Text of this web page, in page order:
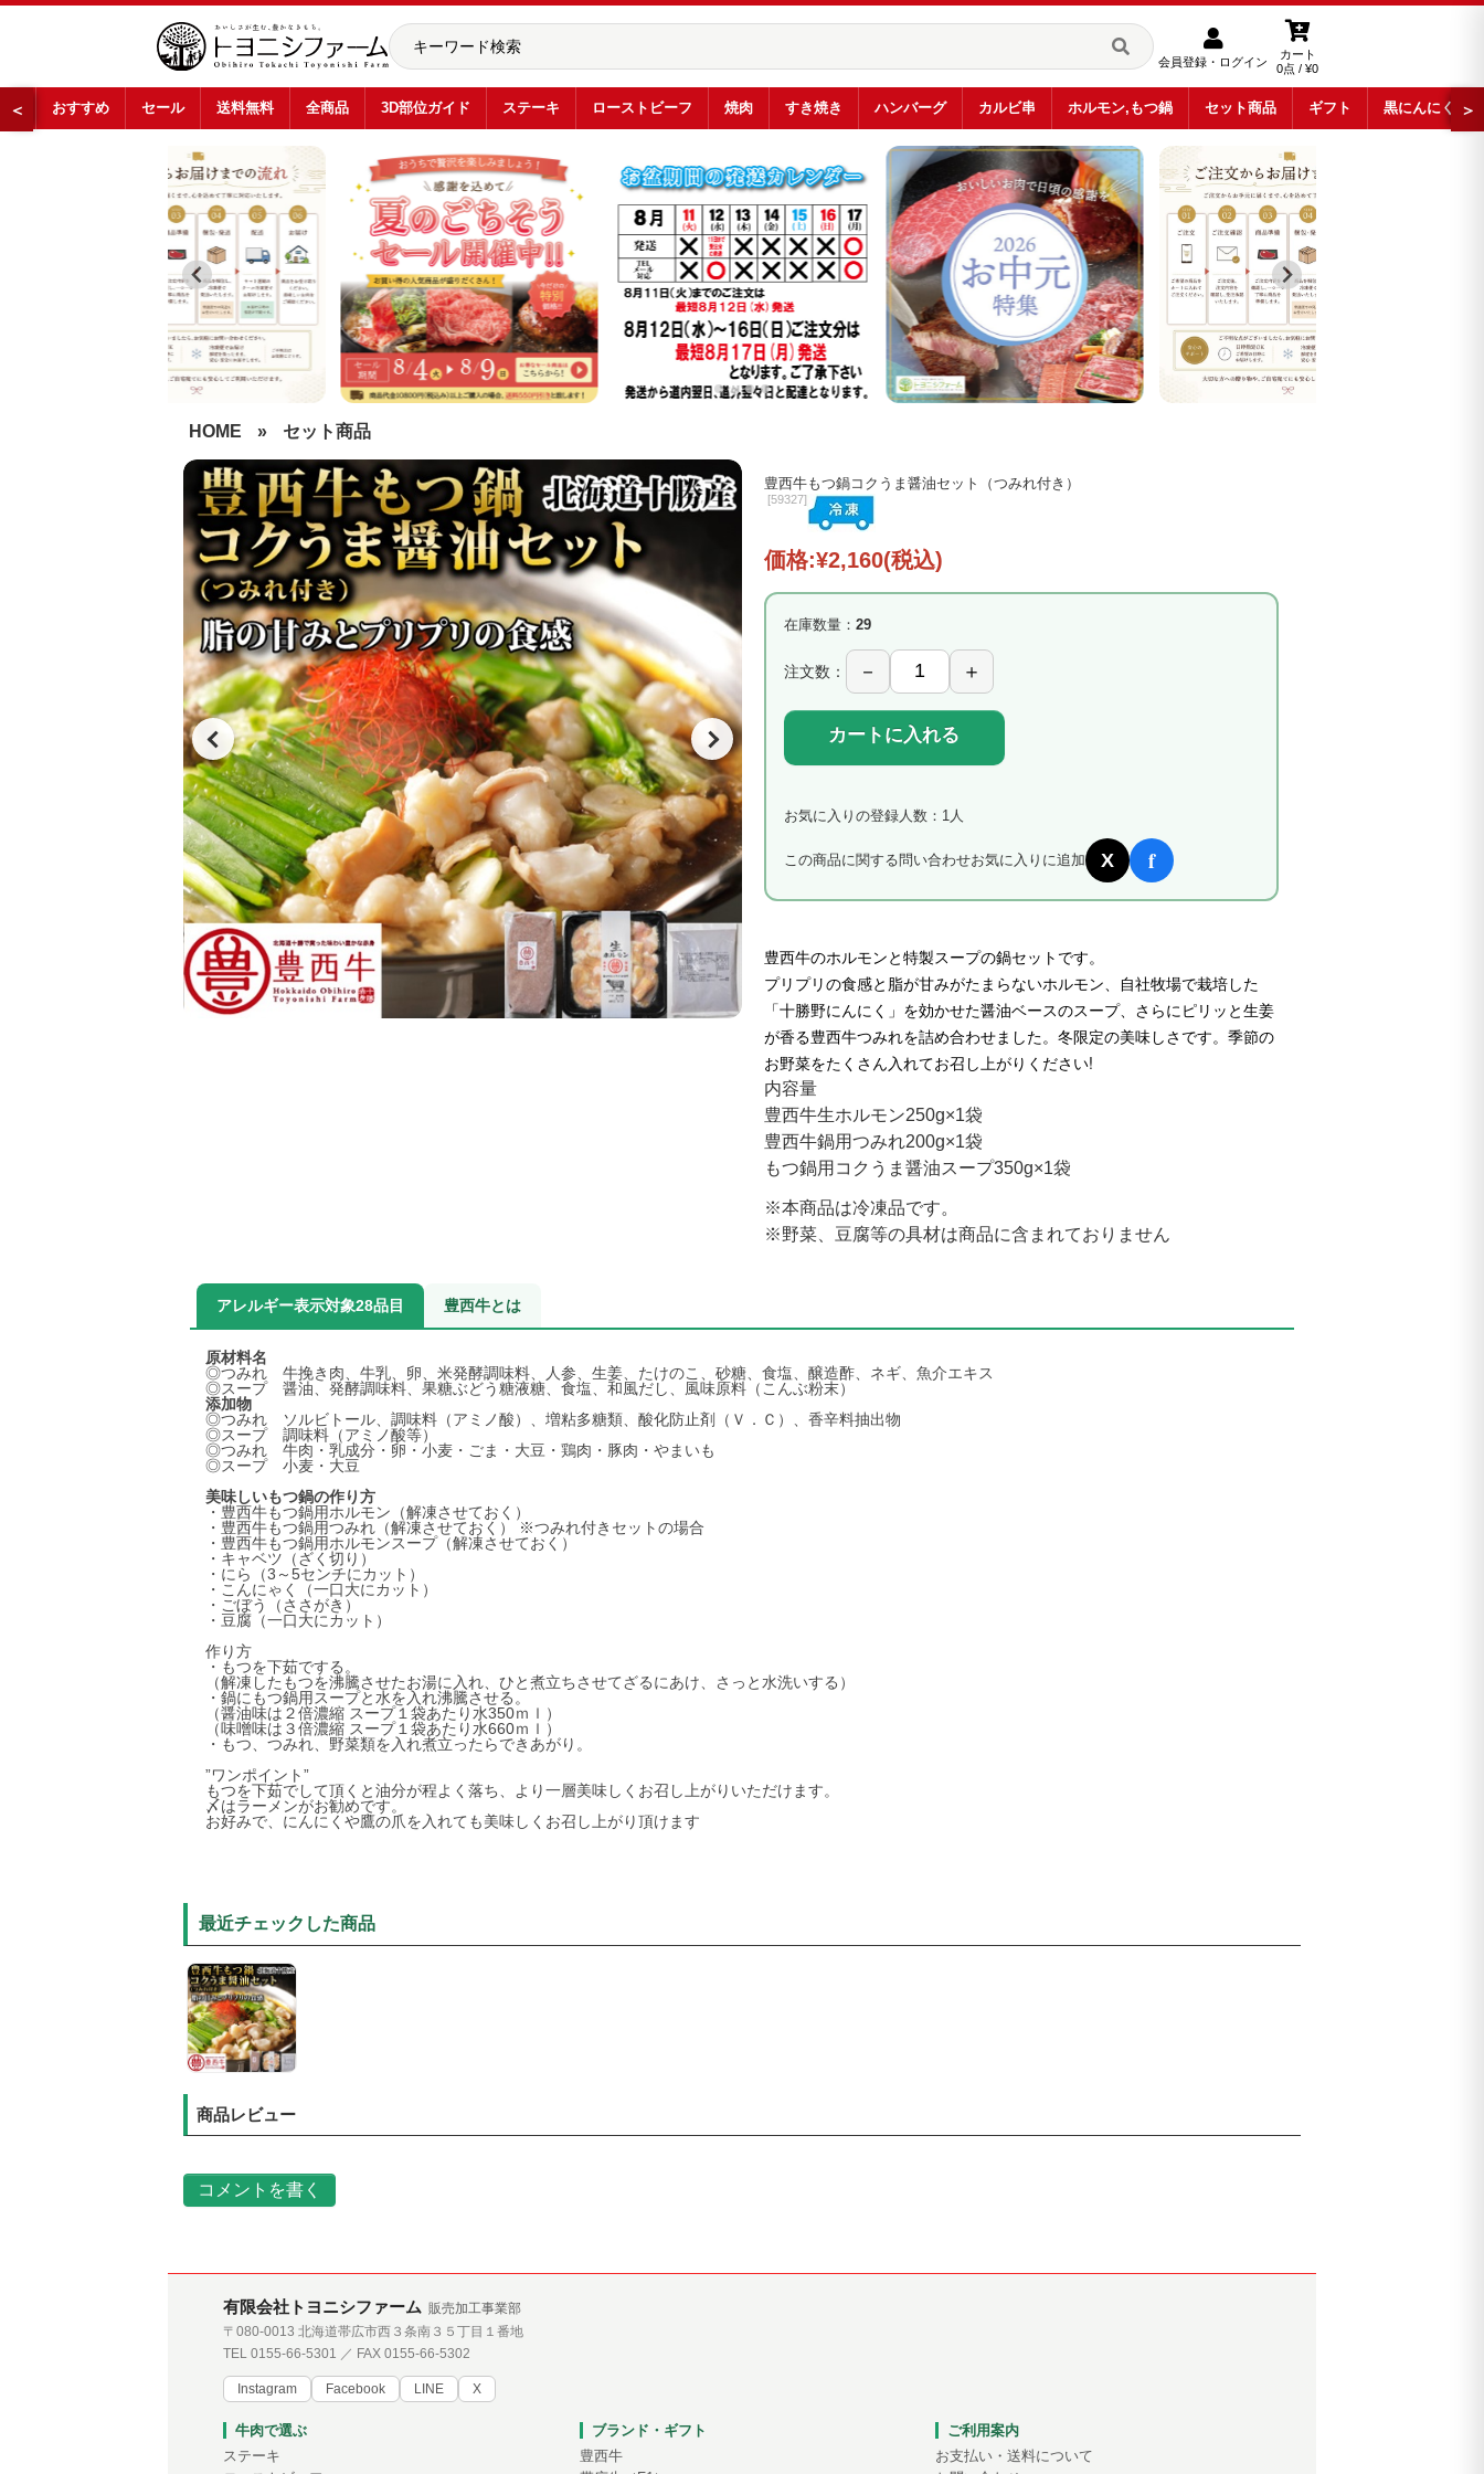
会員登録・ログイン
カート
0点 / ¥0
＜ おすすめ セール 送料無料 全商品 3D部位ガイド ステーキ ローストビーフ 焼肉 すき焼き ハンバーグ カルビ串 ホルモン,もつ鍋 セット商品 ギフト 黒にんにく ＞
HOME » セット商品
豊西牛もつ鍋コクうま醤油セット（つみれ付き）
[59327]
価格:¥2,160(税込)
在庫数量： 29
注文数：
カートに入れる
お気に入りの登録人数：1人
この商品に関する問い合わせお気に入りに追加 X f
豊西牛のホルモンと特製スープの鍋セットです。
プリプリの食感と脂が甘みがたまらないホルモン、自社牧場で栽培した
「十勝野にんにく」を効かせた醤油ベースのスープ、さらにピリッと生姜
が香る豊西牛つみれを詰め合わせました。冬限定の美味しさです。季節の
お野菜をたくさん入れてお召し上がりください!
内容量
豊西牛生ホルモン250g×1袋
豊西牛鍋用つみれ200g×1袋
もつ鍋用 コクうま醤油スープ350g×1袋
※本商品は冷凍品です。
※野菜、豆腐等の具材は商品に含まれておりません
アレルギー表示対象28品目 豊西牛とは
原材料名
◎つみれ 牛挽き肉、牛乳、卵、米発酵調味料、人参、生姜、たけのこ、砂糖、食塩、醸造酢、ネギ、魚介エキス
◎スープ 醤油、発酵調味料、果糖ぶどう糖液糖、食塩、和風だし、風味原料（こんぶ粉末）
添加物
◎つみれ ソルビトール、調味料（アミノ酸）、増粘多糖類、酸化防止剤（Ｖ．Ｃ）、香辛料抽出物
◎スープ 調味料（アミノ酸等）
◎つみれ 牛肉・乳成分・卵・小麦・ごま・大豆・鶏肉・豚肉・やまいも
◎スープ 小麦・大豆
美味しいもつ鍋の作り方
・豊西牛もつ鍋用ホルモン（解凍させておく）
・豊西牛もつ鍋用つみれ（解凍させておく） ※つみれ付きセットの場合
・豊西牛もつ鍋用ホルモンスープ（解凍させておく）
・キャベツ（ざく切り）
・にら（3～5センチにカット）
・こんにゃく（一口大にカット）
・ごぼう（ささがき）
・豆腐（一口大にカット）
作り方
・もつを下茹でする。
（解凍したもつを沸騰させたお湯に入れ、ひと煮立ちさせてざるにあけ、さっと水洗いする）
・鍋にもつ鍋用スープと水を入れ沸騰させる。
（醤油味は２倍濃縮 スープ１袋あたり水350ｍｌ）
（味噌味は３倍濃縮 スープ１袋あたり水660ｍｌ）
・もつ、つみれ、野菜類を入れ煮立ったらできあがり。
”ワンポイント”
もつを下茹でして頂くと油分が程よく落ち、より一層美味しくお召し上がりいただけます。
〆はラーメンがお勧めです。
お好みで、にんにくや鷹の爪を入れても美味しくお召し上がり頂けます
最近チェックした商品
商品レビュー
コメントを書く
有限会社トヨニシファーム 販売加工事業部
〒080-0013 北海道帯広市西３条南３５丁目１番地
TEL 0155-66-5301 ／ FAX 0155-66-5302
Instagram Facebook LINE X
牛肉で選ぶ
ステーキ
ブランド・ギフト
豊西牛
ご利用案内
お支払い・送料について